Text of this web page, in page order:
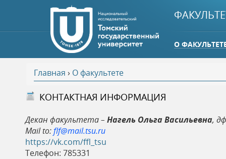
О
В
ы
з
Главная › О факультете
КОНТАКТНАЯ ИНФОРМАЦИЯ
Декан факультета – Нагель Ольга Васильевна,
Mail to:flf@mail.tsu.ru
https://vk.com/ffl_tsu
Телефон: 785331